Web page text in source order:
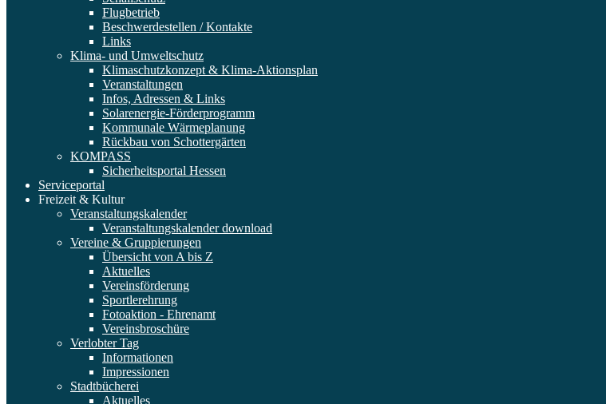
Flugbetrieb
Beschwerdestellen / Kontakte
Links
Klima- und Umweltschutz
Klimaschutzkonzept & Klima-Aktionsplan
Veranstaltungen
Infos, Adressen & Links
Solarenergie-Förderprogramm
Kommunale Wärmeplanung
Rückbau von Schottergärten
KOMPASS
Sicherheitsportal Hessen
Serviceportal
Freizeit & Kultur
Veranstaltungskalender
Veranstaltungskalender download
Vereine & Gruppierungen
Übersicht von A bis Z
Aktuelles
Vereinsförderung
Sportlerehrung
Fotoaktion - Ehrenamt
Vereinsbroschüre
Verlobter Tag
Informationen
Impressionen
Stadtbücherei
Aktuelles